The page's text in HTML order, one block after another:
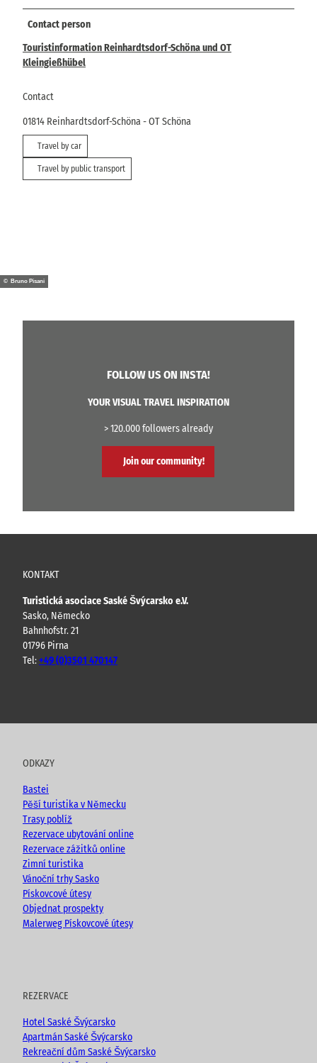
Contact person
Touristinformation Reinhardtsdorf-Schöna und OT
Kleingießhübel
Contact
01814 Reinhardtsdorf-Schöna- OT Schöna
Travel by car
Travel by public transport
© Bruno Pisani
FOLLOW US ON INSTA!
YOUR VISUAL TRAVEL INSPIRATION
> 120.000 followers already
Join our community!
KONTAKT
Turistická asociace Saské Švýcarsko e.V.
Sasko, Německo
Bahnhofstr. 21
01796 Pirna
Tel:+49 (0)3501 470147
u
e
c
o
k
s
a
m
o
ODKAZY
Bastei
Pěší turistika v Německu
Trasy poblíž
Rezervace ubytování online
Rezervace zážitků online
Zimní turistika
Vánoční trhy Sasko
Pískovcové útesy
Objednat prospekty
Malerweg Pískovcové útesy
REZERVACE
Hotel Saské Švýcarsko
Apartmán Saské Švýcarsko
Rekreační dům Saské Švýcarsko